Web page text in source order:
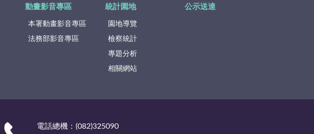
動畫影音專區
本署動畫影音專區
法務部影音專區
統計園地
園地導覽
檢察統計
專題分析
相關網站
公示送達
電話總機：(082)325090